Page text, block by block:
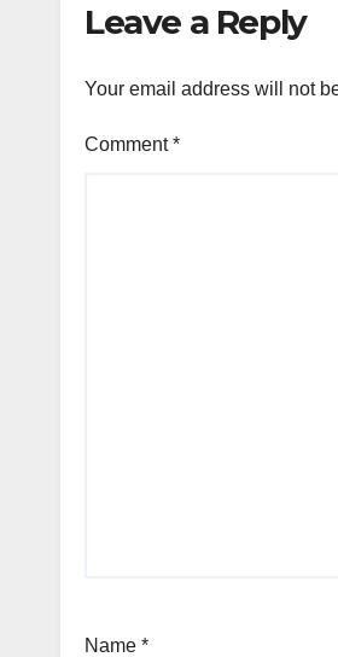
Leave a Reply
Your email address will not
Comment*
Name *